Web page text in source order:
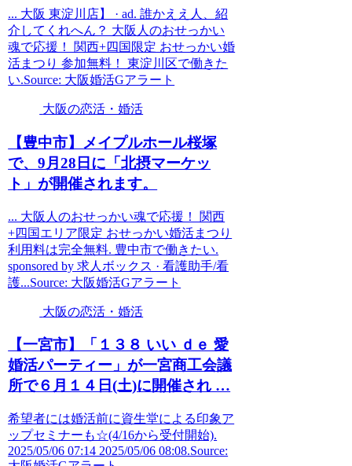
... 大阪 東淀川店】 · ad. 誰かええ人、紹
介してくれへん？ 大阪人のおせっかい
魂で応援！ 関西+四国限定 おせっかい婚
活まつり 参加無料！ 東淀川区で働きた
い.Source: 大阪婚活Gアラート
大阪の恋活・婚活
【豊中市】メイプルホール桜塚
で、9月28日に「北摂マーケッ
ト」が開催されます。
... 大阪人のおせっかい魂で応援！ 関西
+四国エリア限定 おせっかい婚活まつり
利用料は完全無料. 豊中市で働きたい.
sponsored by 求人ボックス · 看護助手/看
護...Source: 大阪婚活Gアラート
大阪の恋活・婚活
【一宮市】「１３８ いい ｄｅ 愛
婚活パーティー」が一宮商工会議
所で６月１４日(土)に開催され …
希望者には婚活前に資生堂による印象ア
ップセミナーも☆(4/16から受付開始).
2025/05/06 07:14 2025/05/06 08:08.Source: